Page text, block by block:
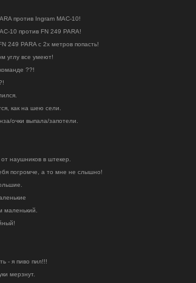
против Ingram MAC-10!
10 против FN 249 PARA!
249 PARA с 2х метров попасть!
углу все умеют!
??!
как на шею сели.
очки выпала/запотели.
наушников в штекер.
погромче, а то мне не слышно!
- я пиво пил!!!
мерзнут.